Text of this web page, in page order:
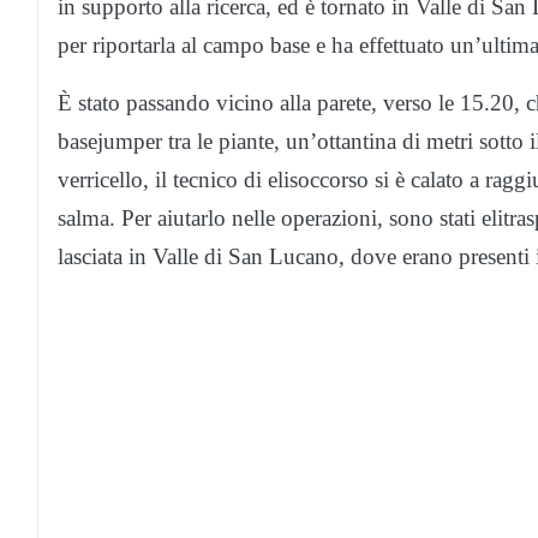
in supporto alla ricerca, ed è tornato in Valle di San
per riportarla al campo base e ha effettuato
È stato passando vicino alla parete, verso le
basejumper tra le piante, un’ottantina di metri
verricello, il tecnico di elisoccorso si è calato a
salma. Per aiutarlo nelle operazioni, sono stati
lasciata in Valle di San Lucano, dove erano